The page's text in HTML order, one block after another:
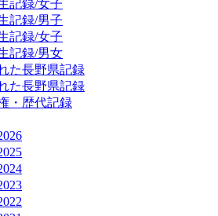
記録/女子
記録/男子
記録/女子
記録/男女
た長野県記録
た長野県記録
・歴代記録